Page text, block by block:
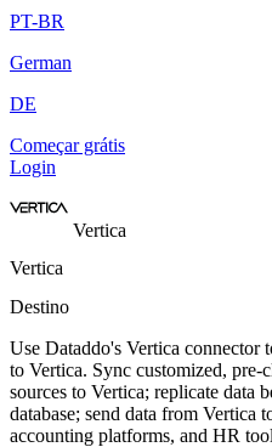
PT-BR
German
DE
Começar grátis
Login
Vertica
Vertica
Destino
Use Dataddo's Vertica connector
to Vertica. Sync customized, pre-
sources to Vertica; replicate data
database; send data from Vertica
accounting platforms, and HR